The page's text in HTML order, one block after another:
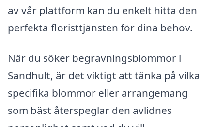
av vår plattform kan du enkelt hitta den
perfekta floristtjänsten för dina behov.
När du söker begravningsblommor i
Sandhult, är det viktigt att tänka på vilka
specifika blommor eller arrangemang
som bäst återspeglar den avlidnes